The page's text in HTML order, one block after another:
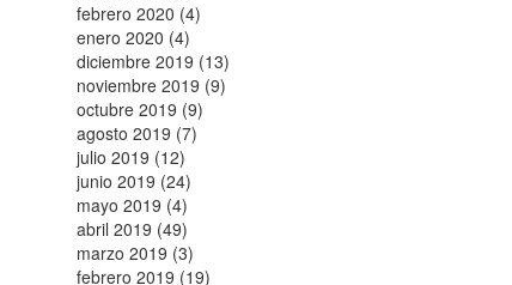
febrero 2020 (4)
enero 2020 (4)
diciembre 2019 (13)
noviembre 2019 (9)
octubre 2019 (9)
agosto 2019 (7)
julio 2019 (12)
junio 2019 (24)
mayo 2019 (4)
abril 2019 (49)
marzo 2019 (3)
febrero 2019 (19)